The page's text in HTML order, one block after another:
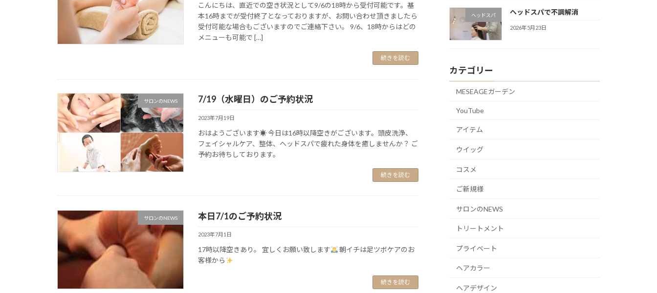
こんにちは、直近での空き状況として9/6の18時から受付可能です。基
本16時までが受付終了となっておりますが、お問い合わせ頂きましたら
受付可能な場合もございますのでご連絡下さい。 9/6、18時からはどの
メニューも可能で […]
続きを読む
サロンのNEWS 7/19（水曜日）のご予約状況
2023年7月19日
おはようございます☀ 今日は16時以降空きがございます。頭皮洗浄、
フェイシャルケア、整体、ヘッドスパで疲れた身体を癒しませんか？ ご
予約お待ちしております。
続きを読む
サロンのNEWS 本日7/1のご予約状況
2023年7月1日
17時以降空きあり。 宜しくお願い致します
朝イチは足ツボケアのお
客様から
続きを読む
ヘッドスパ ヘッドスパで不調解消
2026年5月23日
カテゴリー
MESEAGEガーデン
YouTube
アイテム
ウイッグ
コスメ
ご新規様
サロンのNEWS
トリートメント
プライベート
ヘアカラー
ヘアデザイン